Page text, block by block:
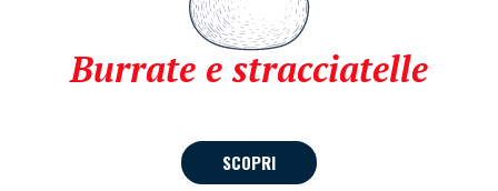
Burrate e stracciatelle
SCOPRI